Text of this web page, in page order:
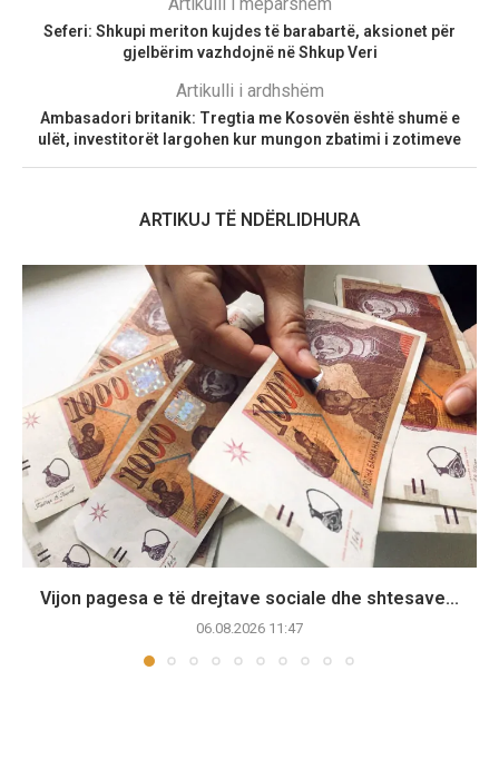
Seferi: Shkupi meriton kujdes të barabartë, aksionet për
gjelbërim vazhdojnë në Shkup Veri
Artikulli i ardhshëm
Ambasadori britanik: Tregtia me Kosovën është shumë e
ulët, investitorët largohen kur mungon zbatimi i zotimeve
ARTIKUJ TË NDËRLIDHURA
Vijon pagesa e të drejtave sociale dhe shtesave...
06.08.2026 11:47